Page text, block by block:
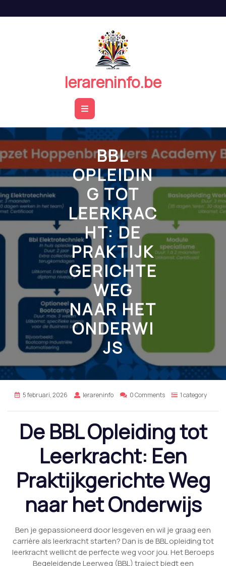
de
lerareninfo.be
Open
Button
BBL
OPLEIDIN
G TOT
LEERKRAC
HT: DE
PRAKTIJK
GERICHTE
WEG
NAAR HET
ONDERWI
JS
5 februari, 2026 lerareninfo 0 Comments 1 category
De BBL Opleiding tot
Leerkracht: Een
Praktijkgerichte Weg
naar het Onderwijs
Ben je gepassioneerd door lesgeven en wil je graag een
carrière als leerkracht starten? Dan is de BBL opleiding tot
leerkracht wellicht de perfecte weg voor jou. Het Beroeps
Begeleidende Leerweg (BBL) traject biedt een